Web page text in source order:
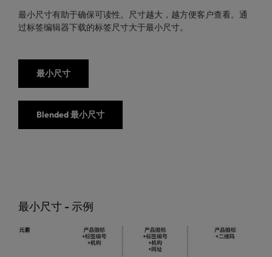
最小尺寸有助于确保可读性。尺寸越大，越方便客户查看。通
过标签编辑器下载的标签尺寸大于最小尺寸。
最小尺寸
Blended 最小尺寸
最小尺寸 - 示例